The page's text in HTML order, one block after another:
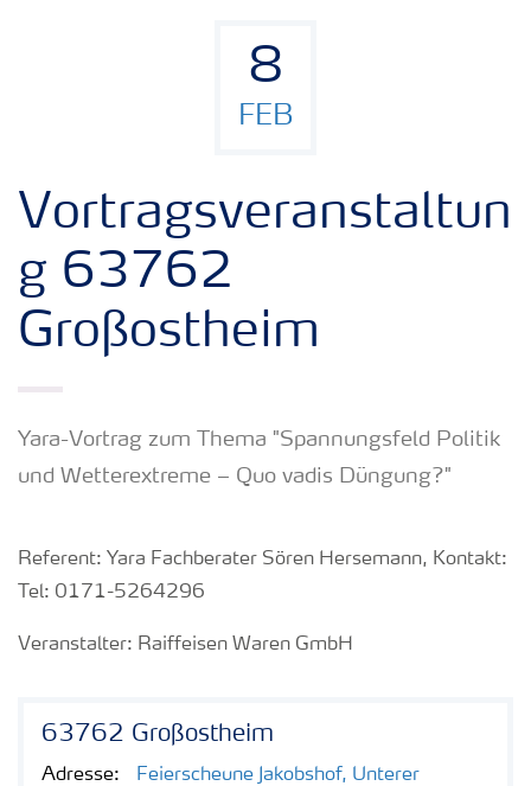
8
FEB
Vortragsveranstaltun
g 63762
Großostheim
Yara-Vortrag zum Thema "Spannungsfeld Politik
und Wetterextreme – Quo vadis Düngung?"
Referent: Yara Fachberater Sören Hersemann, Kontakt:
Tel: 0171-5264296
Veranstalter: Raiffeisen Waren GmbH
63762 Großostheim
Adresse:
Feierscheune Jakobshof, Unterer